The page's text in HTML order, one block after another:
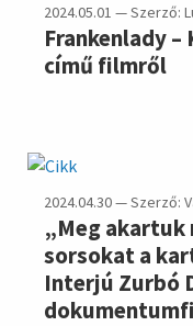
2024.05.01 — Szerző:
Frankenlady
című filmről
2024.04.30 — Szerző:
„Meg
sorsokat a
Interjú Zurbó